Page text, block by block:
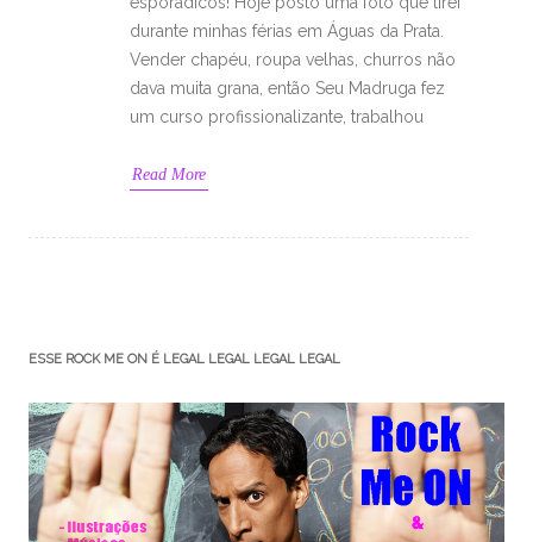
durante minhas férias em Águas da Prata.
Vender chapéu, roupa velhas, churros não
dava muita grana, então Seu Madruga fez
um curso profissionalizante, trabalhou
Read More
ESSE ROCK ME ON É LEGAL LEGAL LEGAL LEGAL